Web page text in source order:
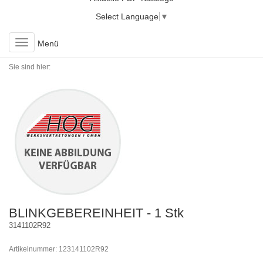
Select Language ▼
Toggle
navigation
Menü
Sie sind hier:
BLINKGEBEREINHEIT - 1 Stk
3141102R92
Artikelnummer: 123141102R92